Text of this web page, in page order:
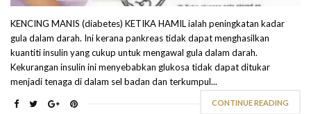
KENCING MANIS (diabetes) KETIKA HAMIL ialah peningkatan kadar
gula dalam darah. Ini kerana pankreas tidak dapat menghasilkan
kuantiti insulin yang cukup untuk mengawal gula dalam darah.
Kekurangan insulin ini menyebabkan glukosa tidak dapat ditukar
menjadi tenaga di dalam sel badan dan terkumpul...
CONTINUE READING